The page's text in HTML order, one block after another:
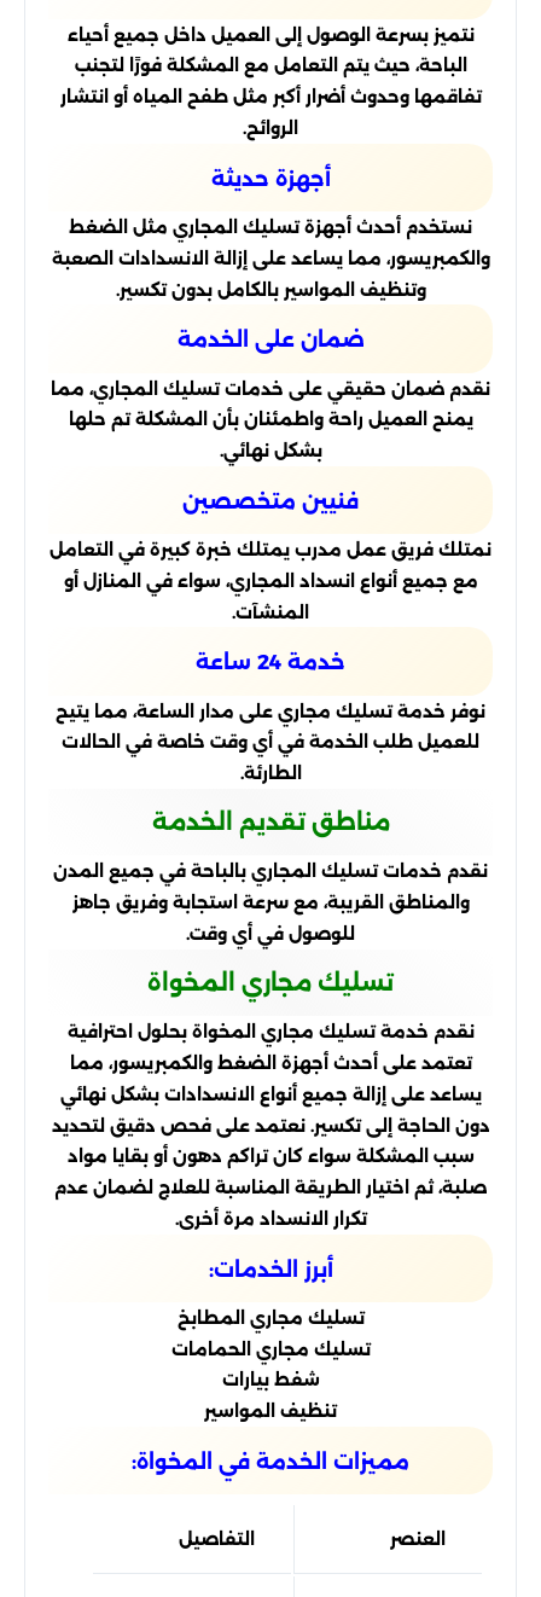
نتميز بسرعة الوصول إلى العميل داخل جميع أحياء
الباحة، حيث يتم التعامل مع المشكلة فورًا لتجنب
تفاقمها وحدوث أضرار أكبر مثل طفح المياه أو انتشار
الروائح.
أجهزة حديثة
نستخدم أحدث أجهزة تسليك المجاري مثل الضغط
والكمبريسور، مما يساعد على إزالة الانسدادات الصعبة
وتنظيف المواسير بالكامل بدون تكسير.
ضمان على الخدمة
نقدم ضمان حقيقي على خدمات تسليك المجاري، مما
يمنح العميل راحة واطمئنان بأن المشكلة تم حلها
بشكل نهائي.
فنيين متخصصين
نمتلك فريق عمل مدرب يمتلك خبرة كبيرة في التعامل
مع جميع أنواع انسداد المجاري، سواء في المنازل أو
المنشآت.
خدمة 24 ساعة
نوفر خدمة تسليك مجاري على مدار الساعة، مما يتيح
للعميل طلب الخدمة في أي وقت خاصة في الحالات
الطارئة.
مناطق تقديم الخدمة
نقدم خدمات تسليك المجاري بالباحة في جميع المدن
والمناطق القريبة، مع سرعة استجابة وفريق جاهز
للوصول في أي وقت.
تسليك مجاري المخواة
نقدم خدمة تسليك مجاري المخواة بحلول احترافية
تعتمد على أحدث أجهزة الضغط والكمبريسور، مما
يساعد على إزالة جميع أنواع الانسدادات بشكل نهائي
دون الحاجة إلى تكسير. نعتمد على فحص دقيق لتحديد
سبب المشكلة سواء كان تراكم دهون أو بقايا مواد
صلبة، ثم اختيار الطريقة المناسبة للعلاج لضمان عدم
تكرار الانسداد مرة أخرى.
أبرز الخدمات:
تسليك مجاري المطابخ
تسليك مجاري الحمامات
شفط بيارات
تنظيف المواسير
مميزات الخدمة في المخواة:
العنصر التفاصيل